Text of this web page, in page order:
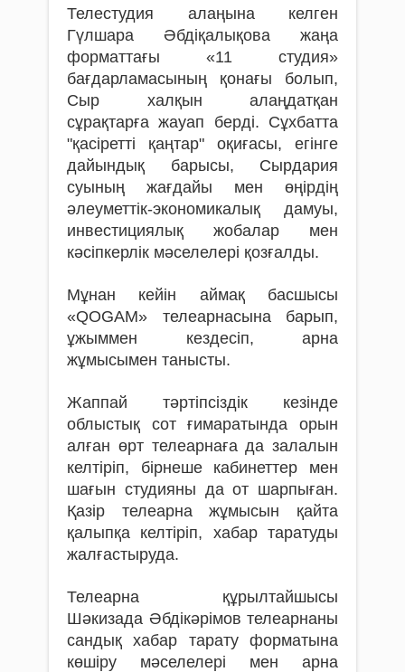
Телестудия алаңына келген
Гүлшара Әбдіқалықова жаңа
форматтағы «11 студия»
бағдарламасының қонағы болып,
Сыр халқын алаңдатқан
сұрақтарға жауап берді. Сұхбатта
"қасіретті қаңтар" оқиғасы, егінге
дайындық барысы, Сырдария
суының жағдайы мен өңірдің
әлеуметтік-экономикалық дамуы,
инвестициялық жобалар мен
кәсіпкерлік мәселелері қозғалды.
Мұнан кейін аймақ басшысы
«QOGAM» телеарнасына барып,
ұжыммен кездесіп, арна
жұмысымен танысты.
Жаппай тәртіпсіздік кезінде
облыстық сот ғимаратында орын
алған өрт телеарнаға да залалын
келтіріп, бірнеше кабинеттер мен
шағын студияны да от шарпыған.
Қазір телеарна жұмысын қайта
қалыпқа келтіріп, хабар таратуды
жалғастыруда.
Телеарна құрылтайшысы
Шәкизада Әбдікәрімов телеарнаны
сандық хабар тарату форматына
көшіру мәселелері мен арна